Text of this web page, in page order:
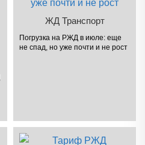
ЖД Транспорт
Погрузка на РЖД в июле: еще
не спад, но уже почти и не рост